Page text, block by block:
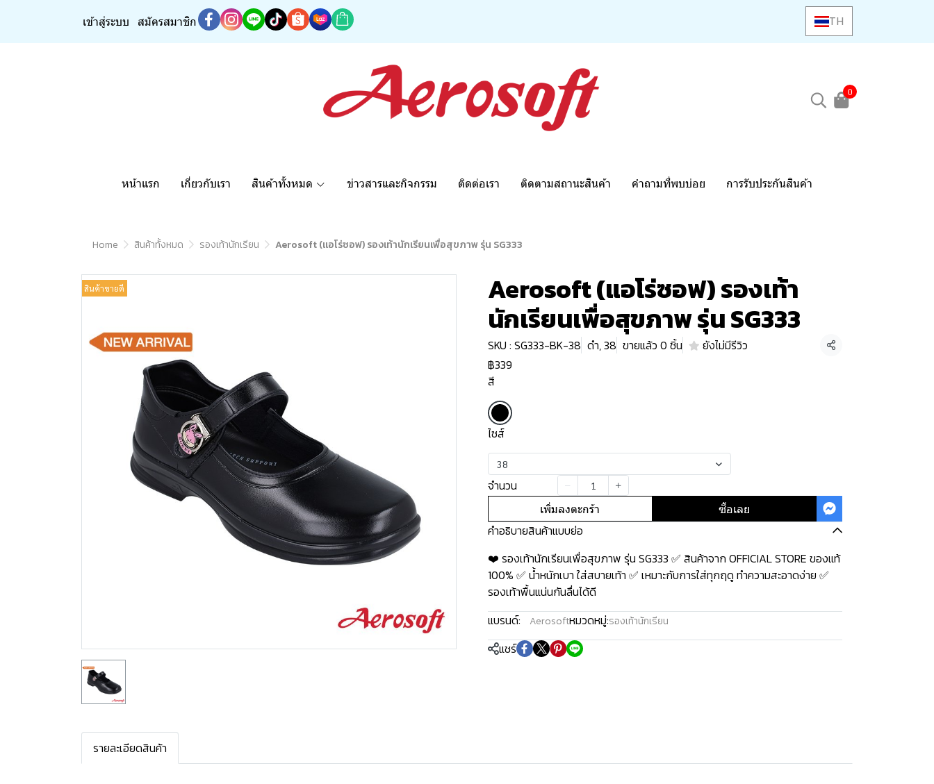
เข้าสู่ระบบ สมัครสมาชิก TH
0
หน้าแรก เกี่ยวกับเรา สินค้าทั้งหมด ข่าวสารและกิจกรรม ติดต่อเรา ติดตามสถานะสินค้า คำถามที่พบบ่อย การรับประกันสินค้า
Home สินค้าทั้งหมด รองเท้านักเรียน Aerosoft (แอโร่ซอฟ) รองเท้านักเรียนเพื่อสุขภาพ รุ่น SG333
สินค้าขายดี Aerosoft (แอโร่ซอฟ) รองเท้า
นักเรียนเพื่อสุขภาพ รุ่น SG333
SKU : SG333-BK-38 ดำ, 38 ขายแล้ว 0 ชิ้น ยังไม่มีรีวิว แชร์
฿339
สี
ไซส์
38
จำนวน
เพิ่มลงตะกร้า ซื้อเลย
คำอธิบายสินค้าแบบย่อ
❤️ รองเท้านักเรียนเพื่อสุขภาพ รุ่น SG333 ✅ สินค้าจาก OFFICIAL STORE ของแท้
100% ✅ น้ำหนักเบา ใส่สบายเท้า ✅ เหมาะกับการใส่ทุกฤดู ทำความสะอาดง่าย ✅
รองเท้าพื้นแน่นกันลื่นได้ดี
แบรนด์:
Aerosoftหมวดหมู่:รองเท้านักเรียน
แชร์
รายละเอียดสินค้า